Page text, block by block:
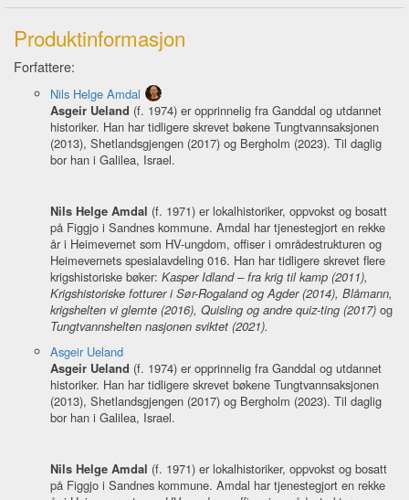
Produktinformasjon
Forfattere:
Nils Helge Amdal
Asgeir Ueland (f. 1974) er opprinnelig fra Ganddal og utdannet
historiker. Han har tidligere skrevet bøkene Tungtvannsaksjonen
(2013), Shetlandsgjengen (2017) og Bergholm (2023). Til daglig
bor han i Galilea, Israel.
Nils Helge Amdal (f. 1971) er lokalhistoriker, oppvokst og bosatt
på Figgjo i Sandnes kommune. Amdal har tjenestegjort en rekke
år i Heimevernet som HV-ungdom, offiser i områdestrukturen og
Heimevernets spesialavdeling 016. Han har tidligere skrevet flere
krigshistoriske bøker: Kasper Idland – fra krig til kamp (2011),
Krigshistoriske fotturer i Sør-Rogaland og Agder (2014), Blåmann,
krigshelten vi glemte (2016), Quisling og andre quiz-ting (2017) og
Tungtvannshelten nasjonen sviktet (2021).
Asgeir Ueland
Asgeir Ueland (f. 1974) er opprinnelig fra Ganddal og utdannet
historiker. Han har tidligere skrevet bøkene Tungtvannsaksjonen
(2013), Shetlandsgjengen (2017) og Bergholm (2023). Til daglig
bor han i Galilea, Israel.
Nils Helge Amdal (f. 1971) er lokalhistoriker, oppvokst og bosatt
på Figgjo i Sandnes kommune. Amdal har tjenestegjort en rekke